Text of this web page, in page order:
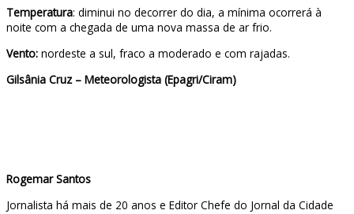
Temperatura: diminui no decorrer do dia, a mínima ocorrerá à
noite com a chegada de uma nova massa de ar frio.
Vento: nordeste a sul, fraco a moderado e com rajadas.
Gilsânia Cruz – Meteorologista (Epagri/Ciram)
Rogemar Santos
Jornalista há mais de 20 anos e Editor Chefe do Jornal da Cidade